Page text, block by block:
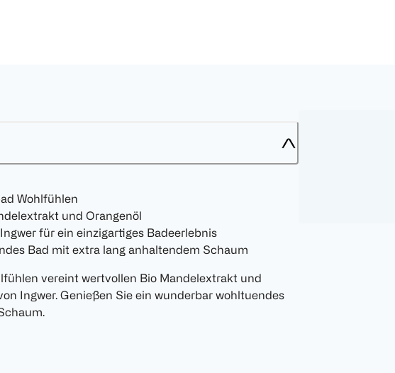
Wohlfühlen
und Orangenöl
für ein einzigartiges Badeerlebnis
Bad mit extra lang anhaltendem Schaum
vereint wertvollen Bio Mandelextrakt und
Ingwer. Genießen Sie ein wunderbar wohltuendes